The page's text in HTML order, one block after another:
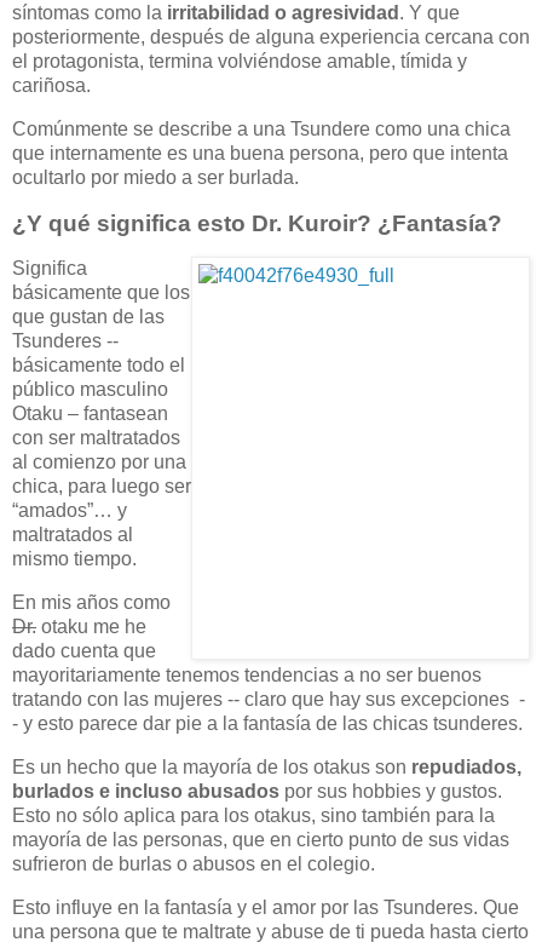
síntomas como la irritabilidad o agresividad . Y que
posteriormente, después de alguna experiencia cercana con
el protagonista, termina volviéndose amable, tímida y
cariñosa.
Comúnmente se describe a una Tsundere como una chica
que internamente es una buena persona, pero que intenta
ocultarlo por miedo a ser burlada.
¿Y qué significa esto Dr. Kuroir? ¿Fantasía?
Significa
básicamente que los
que gustan de las
Tsunderes --
básicamente todo el
público masculino
Otaku – fantasean
con ser maltratados
al comienzo por una
chica, para luego ser
“amados”… y
maltratados al
mismo tiempo.
En mis años como
Dr. otaku me he
dado cuenta que
mayoritariamente tenemos tendencias a no ser buenos
tratando con las mujeres -- claro que hay sus excepciones -
- y esto parece dar pie a la fantasía de las chicas tsunderes.
Es un hecho que la mayoría de los otakus son repudiados,
burlados e incluso abusados por sus hobbies y gustos.
Esto no sólo aplica para los otakus, sino también para la
mayoría de las personas, que en cierto punto de sus vidas
sufrieron de burlas o abusos en el colegio.
Esto influye en la fantasía y el amor por las Tsunderes. Que
una persona que te maltrate y abuse de ti pueda hasta cierto